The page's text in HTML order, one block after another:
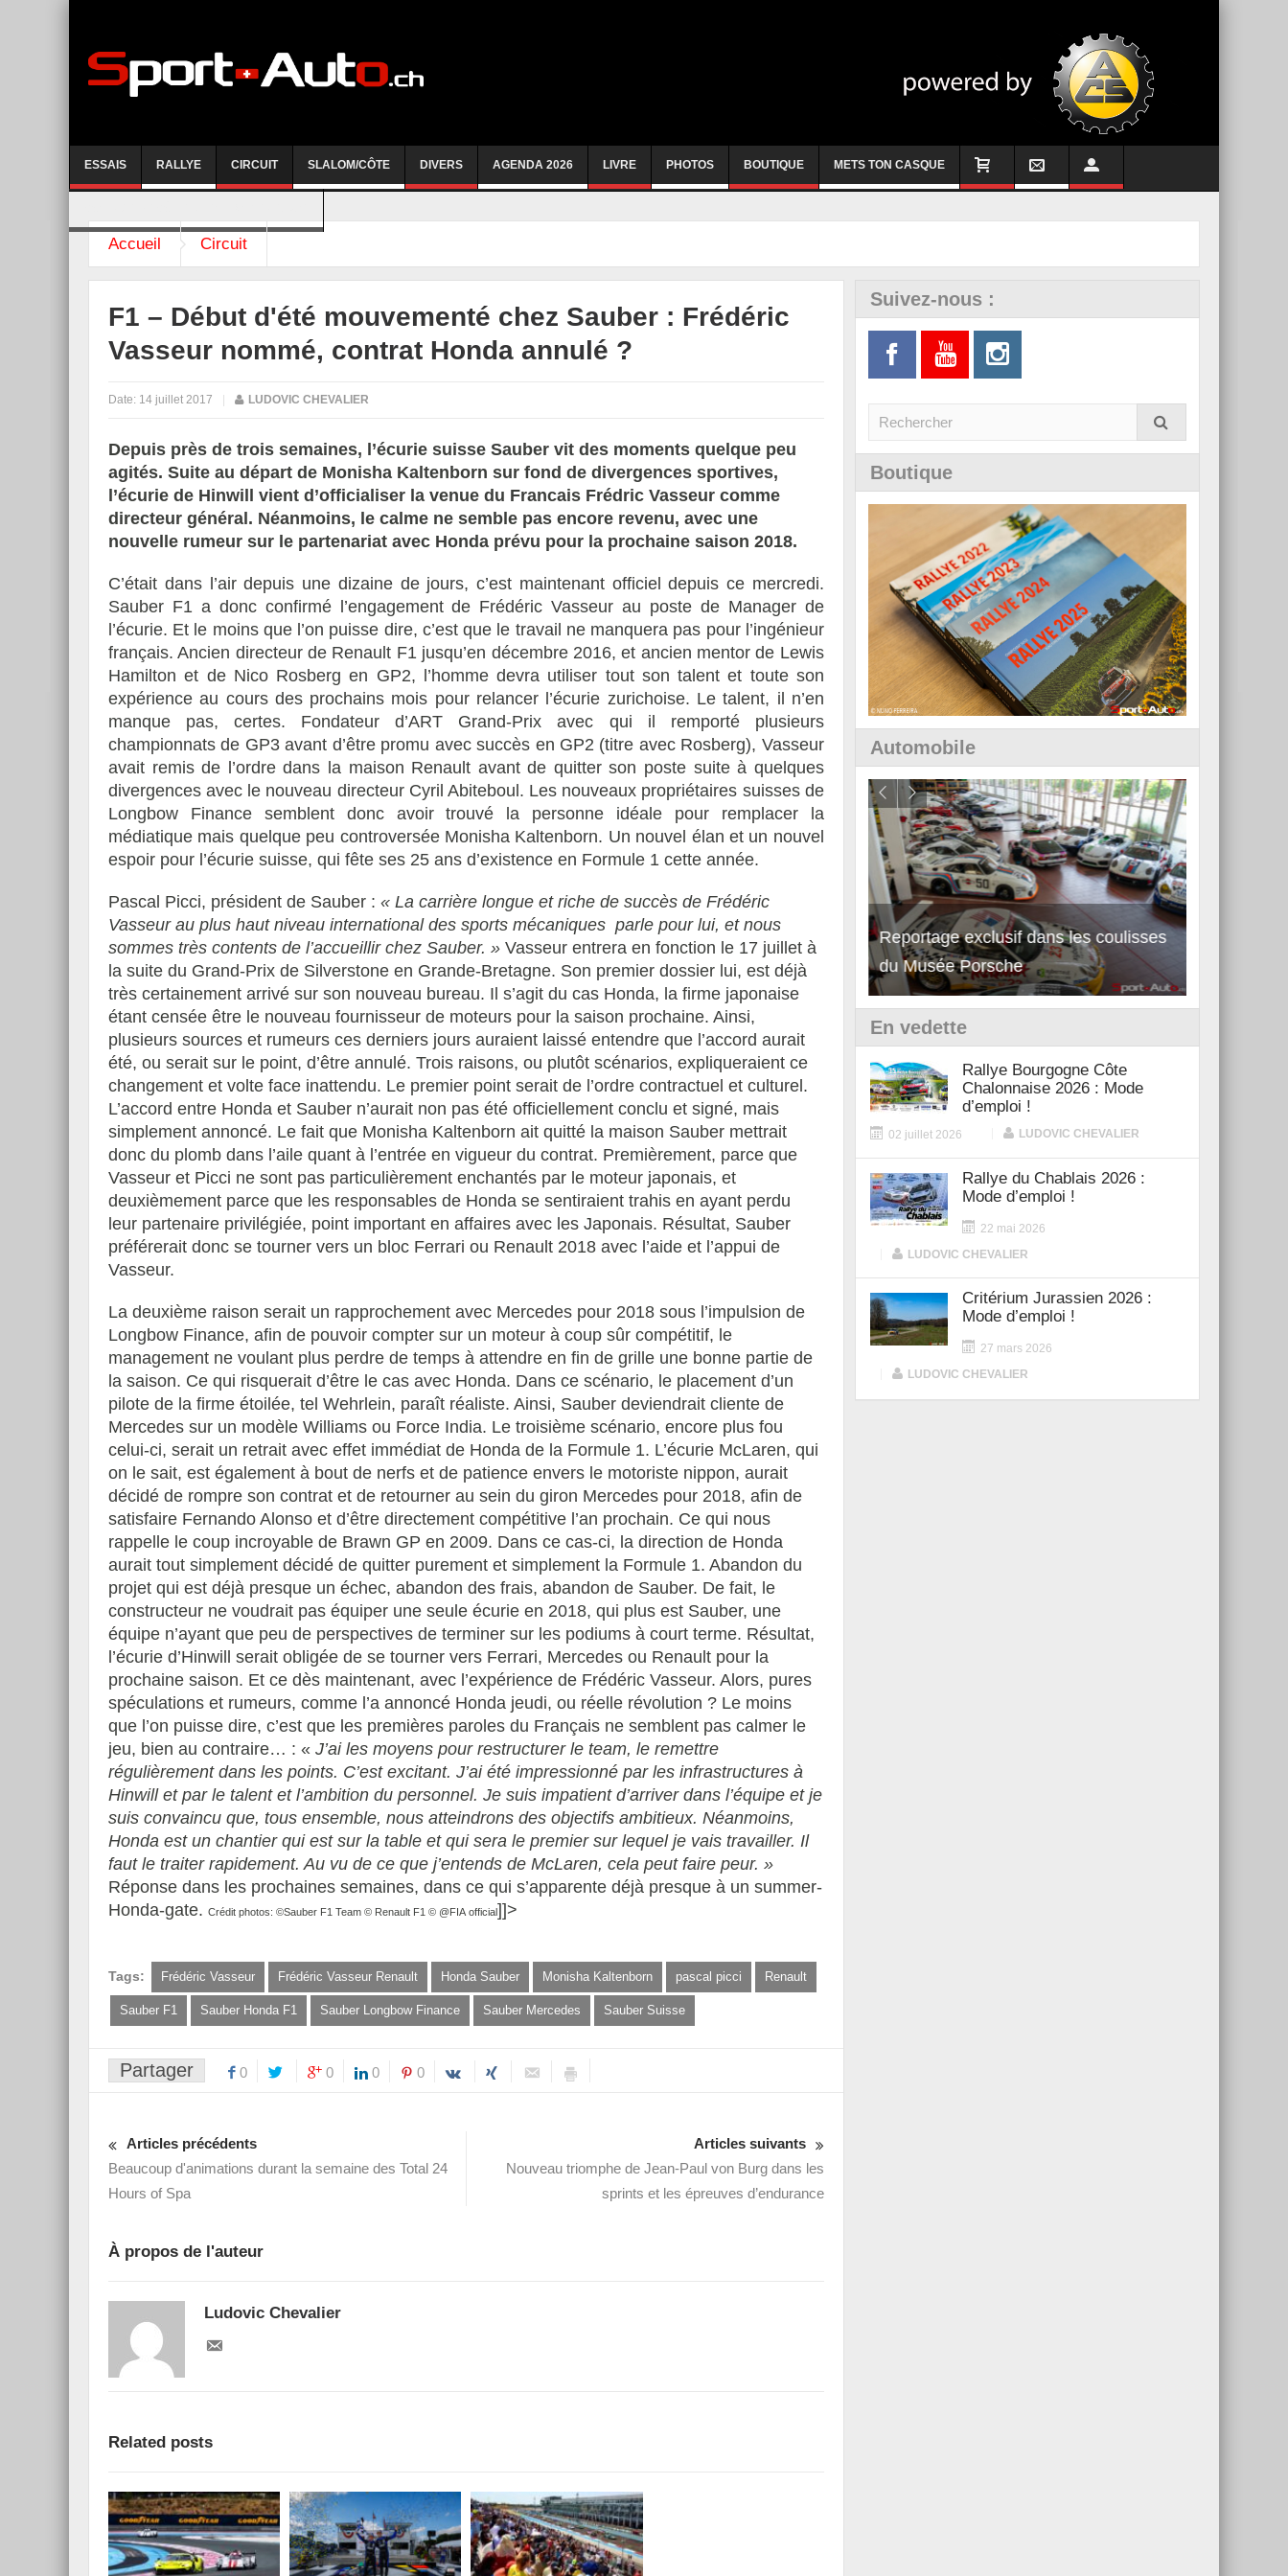
ESSAIS RALLYE CIRCUIT SLALOM/CÔTE DIVERS AGENDA 2026 LIVRE PHOTOS BOUTIQUE METS TON CASQUE
Accueil Circuit
F1 – Début d'été mouvementé chez Sauber : Frédéric
Vasseur nommé, contrat Honda annulé ?
Date: 14 juillet 2017 LUDOVIC CHEVALIER
Depuis près de trois semaines, l’écurie suisse Sauber vit des moments quelque peu
agités. Suite au départ de Monisha Kaltenborn sur fond de divergences sportives,
l’écurie de Hinwill vient d’officialiser la venue du Francais Frédric Vasseur comme
directeur général. Néanmoins, le calme ne semble pas encore revenu, avec une
nouvelle rumeur sur le partenariat avec Honda prévu pour la prochaine saison 2018.
C’était dans l’air depuis une dizaine de jours, c’est maintenant officiel depuis ce mercredi.
Sauber F1 a donc confirmé l’engagement de Frédéric Vasseur au poste de Manager de
l’écurie. Et le moins que l’on puisse dire, c’est que le travail ne manquera pas pour l’ingénieur
français. Ancien directeur de Renault F1 jusqu’en décembre 2016, et ancien mentor de Lewis
Hamilton et de Nico Rosberg en GP2, l’homme devra utiliser tout son talent et toute son
expérience au cours des prochains mois pour relancer l’écurie zurichoise. Le talent, il n’en
manque pas, certes. Fondateur d’ART Grand-Prix avec qui il remporté plusieurs
championnats de GP3 avant d’être promu avec succès en GP2 (titre avec Rosberg), Vasseur
avait remis de l’ordre dans la maison Renault avant de quitter son poste suite à quelques
divergences avec le nouveau directeur Cyril Abiteboul. Les nouveaux propriétaires suisses de
Longbow Finance semblent donc avoir trouvé la personne idéale pour remplacer la
médiatique mais quelque peu controversée Monisha Kaltenborn. Un nouvel élan et un nouvel
espoir pour l’écurie suisse, qui fête ses 25 ans d’existence en Formule 1 cette année.
Pascal Picci, président de Sauber : « La carrière longue et riche de succès de Frédéric
Vasseur au plus haut niveau international des sports mécaniques parle pour lui, et nous
sommes très contents de l’accueillir chez Sauber. » Vasseur entrera en fonction le 17 juillet à
la suite du Grand-Prix de Silverstone en Grande-Bretagne. Son premier dossier lui, est déjà
très certainement arrivé sur son nouveau bureau. Il s’agit du cas Honda, la firme japonaise
étant censée être le nouveau fournisseur de moteurs pour la saison prochaine. Ainsi,
plusieurs sources et rumeurs ces derniers jours auraient laissé entendre que l’accord aurait
été, ou serait sur le point, d’être annulé. Trois raisons, ou plutôt scénarios, expliqueraient ce
changement et volte face inattendu. Le premier point serait de l’ordre contractuel et culturel.
L’accord entre Honda et Sauber n’aurait non pas été officiellement conclu et signé, mais
simplement annoncé. Le fait que Monisha Kaltenborn ait quitté la maison Sauber mettrait
donc du plomb dans l’aile quant à l’entrée en vigueur du contrat. Premièrement, parce que
Vasseur et Picci ne sont pas particulièrement enchantés par le moteur japonais, et
deuxièmement parce que les responsables de Honda se sentiraient trahis en ayant perdu
leur partenaire privilégiée, point important en affaires avec les Japonais. Résultat, Sauber
préférerait donc se tourner vers un bloc Ferrari ou Renault 2018 avec l’aide et l’appui de
Vasseur.
La deuxième raison serait un rapprochement avec Mercedes pour 2018 sous l’impulsion de
Longbow Finance, afin de pouvoir compter sur un moteur à coup sûr compétitif, le
management ne voulant plus perdre de temps à attendre en fin de grille une bonne partie de
la saison. Ce qui risquerait d’être le cas avec Honda. Dans ce scénario, le placement d’un
pilote de la firme étoilée, tel Wehrlein, paraît réaliste. Ainsi, Sauber deviendrait cliente de
Mercedes sur un modèle Williams ou Force India. Le troisième scénario, encore plus fou
celui-ci, serait un retrait avec effet immédiat de Honda de la Formule 1. L’écurie McLaren, qui
on le sait, est également à bout de nerfs et de patience envers le motoriste nippon, aurait
décidé de rompre son contrat et de retourner au sein du giron Mercedes pour 2018, afin de
satisfaire Fernando Alonso et d’être directement compétitive l’an prochain. Ce qui nous
rappelle le coup incroyable de Brawn GP en 2009. Dans ce cas-ci, la direction de Honda
aurait tout simplement décidé de quitter purement et simplement la Formule 1. Abandon du
projet qui est déjà presque un échec, abandon des frais, abandon de Sauber. De fait, le
constructeur ne voudrait pas équiper une seule écurie en 2018, qui plus est Sauber, une
équipe n’ayant que peu de perspectives de terminer sur les podiums à court terme. Résultat,
l’écurie d’Hinwill serait obligée de se tourner vers Ferrari, Mercedes ou Renault pour la
prochaine saison. Et ce dès maintenant, avec l’expérience de Frédéric Vasseur. Alors, pures
spéculations et rumeurs, comme l’a annoncé Honda jeudi, ou réelle révolution ? Le moins
que l’on puisse dire, c’est que les premières paroles du Français ne semblent pas calmer le
jeu, bien au contraire… : « J’ai les moyens pour restructurer le team, le remettre
régulièrement dans les points. C’est excitant. J’ai été impressionné par les infrastructures à
Hinwill et par le talent et l’ambition du personnel. Je suis impatient d’arriver dans l’équipe et je
suis convaincu que, tous ensemble, nous atteindrons des objectifs ambitieux. Néanmoins,
Honda est un chantier qui est sur la table et qui sera le premier sur lequel je vais travailler. Il
faut le traiter rapidement. Au vu de ce que j’entends de McLaren, cela peut faire peur. »
Réponse dans les prochaines semaines, dans ce qui s’apparente déjà presque à un summer-
Honda-gate. Crédit photos: ©Sauber F1 Team © Renault F1 © @FIA official]]>
Tags: Frédéric Vasseur Frédéric Vasseur Renault Honda Sauber Monisha Kaltenborn pascal picci Renault
Sauber F1 Sauber Honda F1 Sauber Longbow Finance Sauber Mercedes Sauber Suisse
Partager 0 0 0 0
Articles précédents
Beaucoup d'animations durant la semaine des Total 24
Hours of Spa
Articles suivants
Nouveau triomphe de Jean-Paul von Burg dans les
sprints et les épreuves d’endurance
À propos de l'auteur
Ludovic Chevalier
Related posts
Suivez-nous :
Boutique
Automobile
Essai – Morgan Supersport
Reportage exclusif dans les coulisses
du Musée Porsche
En vedette
Rallye Bourgogne Côte
Chalonnaise 2026 : Mode
d’emploi !
02 juillet 2026 LUDOVIC CHEVALIER
Rallye du Chablais 2026 :
Mode d’emploi !
22 mai 2026
LUDOVIC CHEVALIER
Critérium Jurassien 2026 :
Mode d’emploi !
27 mars 2026
LUDOVIC CHEVALIER